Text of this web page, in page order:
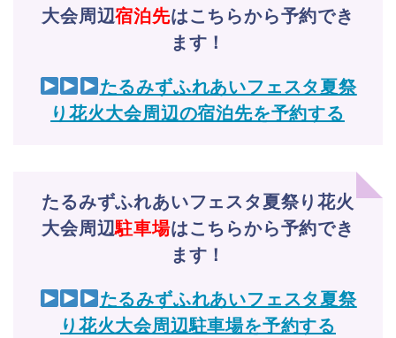
大会周辺宿泊先はこちらから予約でき
ます！
たるみずふれあいフェスタ夏祭
り花火大会周辺の宿泊先を予約する
たるみずふれあいフェスタ夏祭り花火
大会周辺駐車場はこちらから予約でき
ます！
たるみずふれあいフェスタ夏祭
り花火大会周辺駐車場を予約する